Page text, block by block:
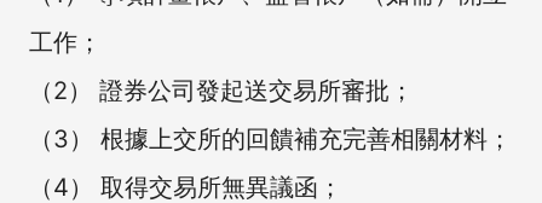
工作；
（2） 證券公司發起送交易所審批；
（3） 根據上交所的回饋補充完善相關材料；
（4） 取得交易所無異議函；